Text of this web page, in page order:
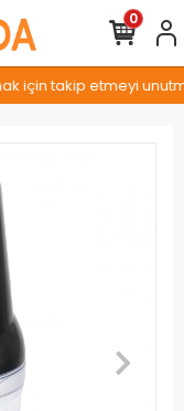
takip etmeyi
0